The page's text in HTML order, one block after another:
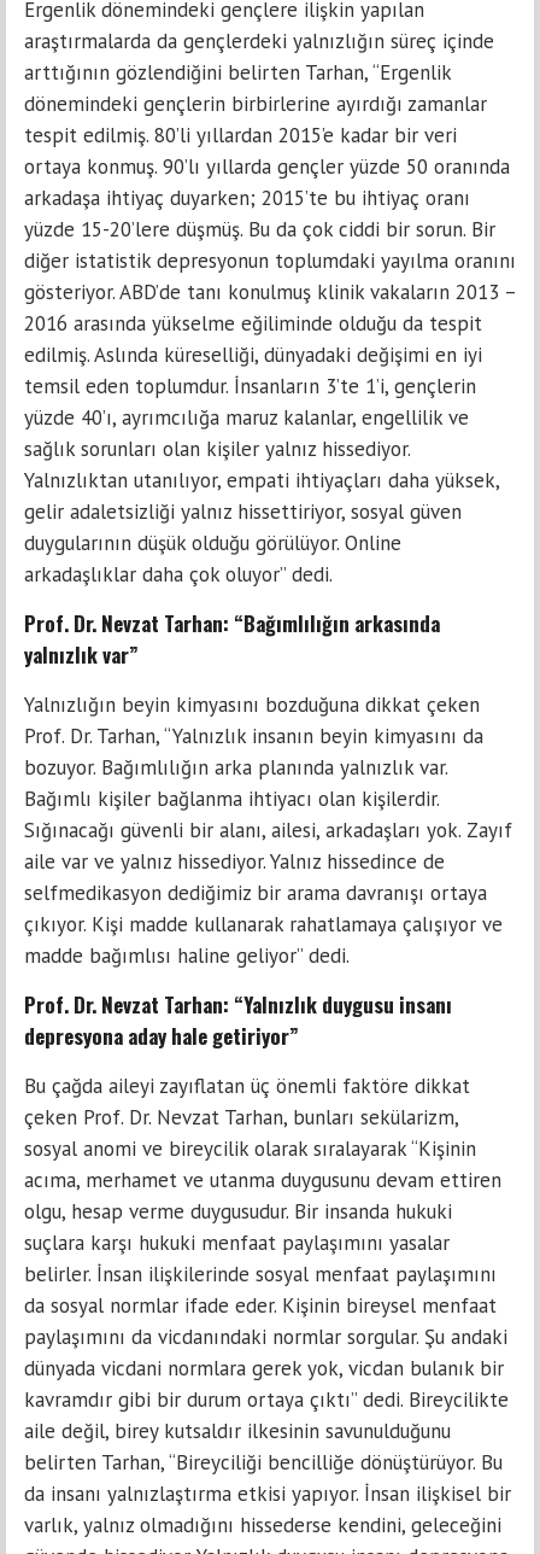
Ergenlik dönemindeki gençlere ilişkin yapılan
araştırmalarda da gençlerdeki yalnızlığın süreç içinde
arttığının gözlendiğini belirten Tarhan, “Ergenlik
dönemindeki gençlerin birbirlerine ayırdığı zamanlar
tespit edilmiş. 80’li yıllardan 2015’e kadar bir veri
ortaya konmuş. 90’lı yıllarda gençler yüzde 50 oranında
arkadaşa ihtiyaç duyarken; 2015’te bu ihtiyaç oranı
yüzde 15-20’lere düşmüş. Bu da çok ciddi bir sorun. Bir
diğer istatistik depresyonun toplumdaki yayılma oranını
gösteriyor. ABD’de tanı konulmuş klinik vakaların 2013 –
2016 arasında yükselme eğiliminde olduğu da tespit
edilmiş. Aslında küreselliği, dünyadaki değişimi en iyi
temsil eden toplumdur. İnsanların 3’te 1’i, gençlerin
yüzde 40’ı, ayrımcılığa maruz kalanlar, engellilik ve
sağlık sorunları olan kişiler yalnız hissediyor.
Yalnızlıktan utanılıyor, empati ihtiyaçları daha yüksek,
gelir adaletsizliği yalnız hissettiriyor, sosyal güven
duygularının düşük olduğu görülüyor. Online
arkadaşlıklar daha çok oluyor” dedi.
Prof. Dr. Nevzat Tarhan: “Bağımlılığın arkasında
yalnızlık var”
Yalnızlığın beyin kimyasını bozduğuna dikkat çeken
Prof. Dr. Tarhan, “Yalnızlık insanın beyin kimyasını da
bozuyor. Bağımlılığın arka planında yalnızlık var.
Bağımlı kişiler bağlanma ihtiyacı olan kişilerdir.
Sığınacağı güvenli bir alanı, ailesi, arkadaşları yok. Zayıf
aile var ve yalnız hissediyor. Yalnız hissedince de
selfmedikasyon dediğimiz bir arama davranışı ortaya
çıkıyor. Kişi madde kullanarak rahatlamaya çalışıyor ve
madde bağımlısı haline geliyor” dedi.
Prof. Dr. Nevzat Tarhan: “Yalnızlık duygusu insanı
depresyona aday hale getiriyor”
Bu çağda aileyi zayıflatan üç önemli faktöre dikkat
çeken Prof. Dr. Nevzat Tarhan, bunları sekülarizm,
sosyal anomi ve bireycilik olarak sıralayarak “Kişinin
acıma, merhamet ve utanma duygusunu devam ettiren
olgu, hesap verme duygusudur. Bir insanda hukuki
suçlara karşı hukuki menfaat paylaşımını yasalar
belirler. İnsan ilişkilerinde sosyal menfaat paylaşımını
da sosyal normlar ifade eder. Kişinin bireysel menfaat
paylaşımını da vicdanındaki normlar sorgular. Şu andaki
dünyada vicdani normlara gerek yok, vicdan bulanık bir
kavramdır gibi bir durum ortaya çıktı” dedi. Bireycilikte
aile değil, birey kutsaldır ilkesinin savunulduğunu
belirten Tarhan, “Bireyciliği bencilliğe dönüştürüyor. Bu
da insanı yalnızlaştırma etkisi yapıyor. İnsan ilişkisel bir
varlık, yalnız olmadığını hissederse kendini, geleceğini